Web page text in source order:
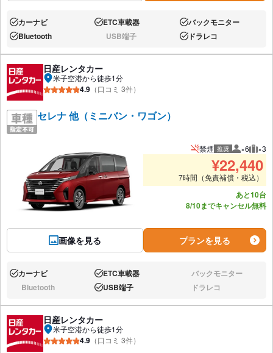
あり:カーナビ あり:ETC車載器 あり:バックモニター
あり:Bluetooth なし:USB端子 あり:ドラレコ
日産レンタカー
米子空港から徒歩1分
4.9 （口コミ 3件）
セレナ 他（ミニバン・ワゴン）
画像を見る
禁煙 推奨 推奨人数
×6 推
×3
¥22,440
7時間（免責補償・税込）
あと10台
8/10までキャンセル無料
プランを見る
あり:カーナビ あり:ETC車載器 なし:バックモニター
なし:Bluetooth あり:USB端子 なし:ドラレコ
日産レンタカー
米子空港から徒歩1分
4.9 （口コミ 3件）